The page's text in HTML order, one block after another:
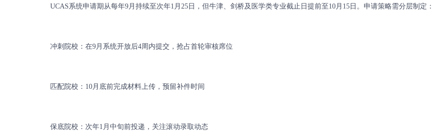
UCAS系统申请期从每年9月持续至次年1月25日，但牛津、剑桥及医学类专业截止日提前至10月15日。申请策略需分层制定：
冲刺院校：在9月系统开放后4周内提交，抢占首轮审核席位
匹配院校：10月底前完成材料上传，预留补件时间
保底院校：次年1月中旬前投递，关注滚动录取动态